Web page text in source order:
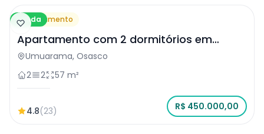
Venda
Apartamento
Apartamento com 2 dormitórios em
Osasco
Umuarama, Osasco
2
2 57 m²
4.8(23) R$ 450.000,00